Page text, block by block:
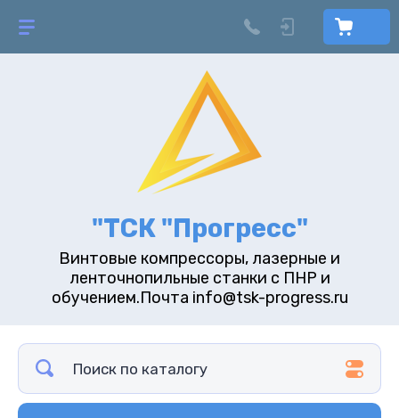
"ТСК "Прогресс"
Винтовые компрессоры, лазерные и
ленточнопильные станки с ПНР и
обучением.Почта info@tsk-progress.ru